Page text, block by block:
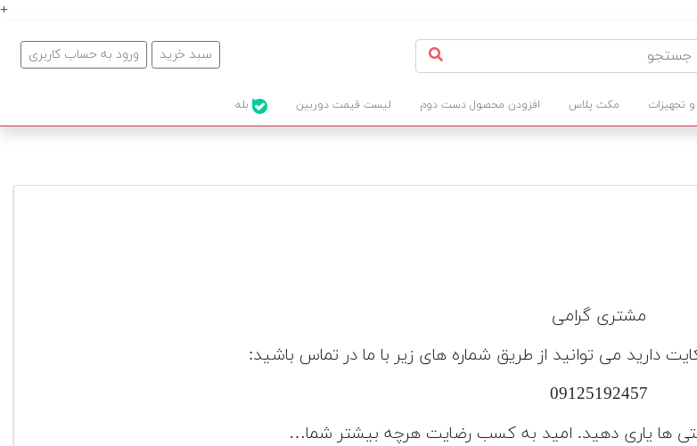
+
ورود به حساب کاربری سبد خرید
و تجهیزات مکث پلاس افزودن محصول دست دوم لیست قیمت دوربین
مشتری گرامی
دارید می توانید از طریق شماره های زیر با ما در تماس باشید:
09125192457
ها یاری دهید. امید به کسب رضایت هرچه بیشتر شما…